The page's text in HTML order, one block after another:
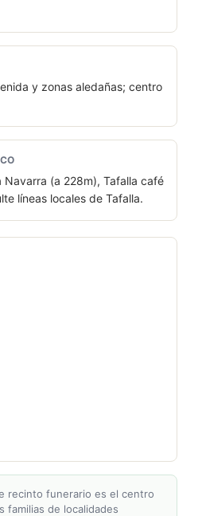
y zonas aledañas; centro
Navarra (a 228m), Tafalla café
líneas locales de Tafalla.
recinto funerario es el centro
familias de localidades